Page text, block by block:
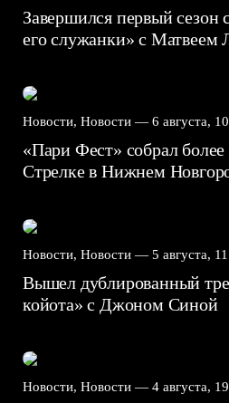
Завершился первый сезон
его служанки» с Матвеем
Новости, Новости — 6 августа,
«Пари Фест» собрал более
Стрелке в Нижнем
Новости, Новости — 5 августа,
Вышел дублированный
койота» с Джоном Синой
Новости, Новости — 4 августа,